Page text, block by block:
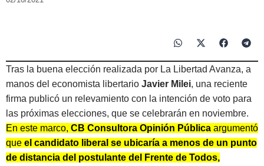
Tras la buena elección realizada por La Libertad Avanza, a
manos del economista libertario Javier Milei, una reciente
firma publicó un relevamiento con la intención de voto para
las próximas elecciones, que se celebrarán en noviembre.
En este marco, CB Consultora Opinión Pública argumentó
que el candidato liberal se ubicaría a menos de un punto
de distancia del postulante del Frente de Todos,